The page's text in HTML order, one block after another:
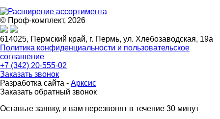
© Проф-комплект, 2026
614025, Пермский край, г. Пермь, ул. Хлебозаводская, 19а
Политика конфиденциальности и пользовательское
соглашение
+7 (342) 20-555-02
Заказать звонок
Разработка сайта - Арксис
Заказать обратный звонок
Оставьте заявку, и вам перезвонят в течение 30 минут